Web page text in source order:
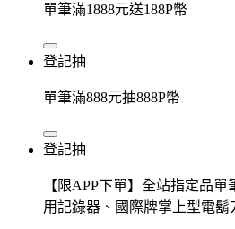
單筆滿1888元送188P幣
登記抽
單筆滿888元抽888P幣
登記抽
【限APP下單】全站指定品單
用記錄器、國際牌掌上型電鬍